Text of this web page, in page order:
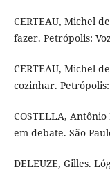
CERTEAU, Michel
fazer. Petrópolis:
CERTEAU, Michel
cozinhar. Petrópolis:
COSTELLA,
em debate. São
DELEUZE, Gilles.